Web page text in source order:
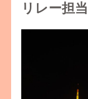
リレー担